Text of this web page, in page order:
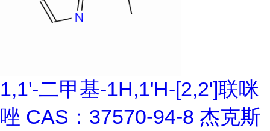
1,1'-二甲基-1H,1'H-[2,2']联咪
唑 CAS：37570-94-8 杰克斯